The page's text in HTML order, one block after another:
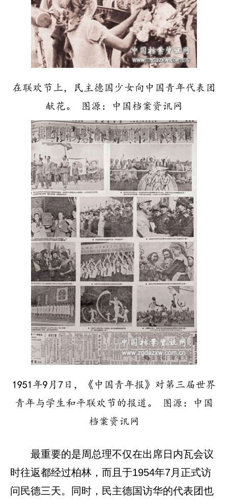
在联欢节上，民主德国少女向中国青年代表团
献花。 图源：中国档案资讯网
1951年9月7日，《中国青年报》对第三届世界
青年与学生和平联欢节的报道。 图源：中国
档案资讯网
最重要的是周总理不仅在出席日内瓦会议
时往返都经过柏林，而且于1954年7月正式访
问民德三天。同时，民主德国访华的代表团也